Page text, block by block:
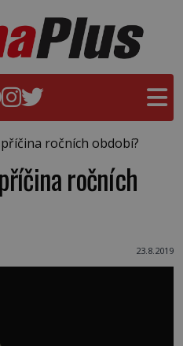
ročních období?
ročních
23.8.2019